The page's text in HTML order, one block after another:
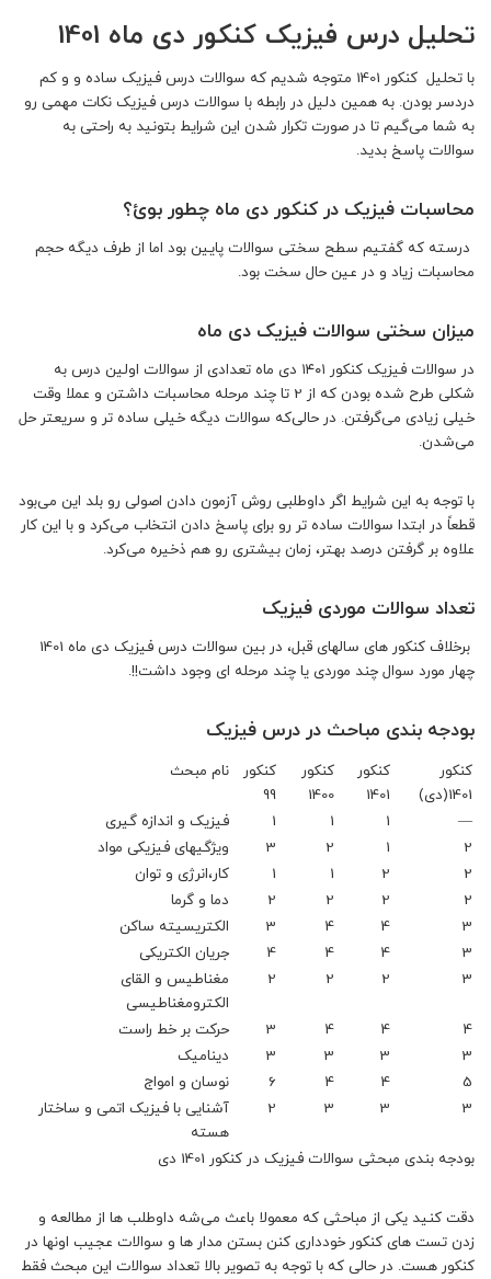
تحلیل درس فیزیک کنکور دی ماه 1401
با تحلیل کنکور 1401 متوجه شدیم که سوالات درس فیزیک ساده و و کم
دردسر بودن. به همین دلیل در رابطه با سوالات درس فیزیک نکات مهمی رو
به شما می‌گیم تا در صورت تکرار شدن این شرایط بتونید به راحتی به
سوالات پاسخ بدید.
محاسبات فیزیک در کنکور دی ماه چطور بوئ؟
درسته که گفتیم سطح سختی سوالات پایین بود اما از طرف دیگه حجم
محاسبات زیاد و در عین حال سخت بود.
میزان سختی سوالات فیزیک دی ماه
در سوالات فیزیک کنکور ۱۴۰۱ دی ماه تعدادی از سوالات اولین درس به
شکلی طرح شده بودن که از 2 تا چند مرحله محاسبات داشتن و عملا وقت
خیلی زیادی می‌گرفتن. در حالی‌که سوالات دیگه خیلی ساده تر و سریعتر حل
می‌شدن.
با توجه به این شرایط اگر داوطلبی روش آزمون دادن اصولی رو بلد این می‌بود
قطعاً در ابتدا سوالات ساده تر رو برای پاسخ دادن انتخاب می‌کرد و با این کار
علاوه بر گرفتن درصد بهتر، زمان بیشتری رو هم ذخیره می‌کرد.
تعداد سوالات موردی فیزیک
برخلاف کنکور های سالهای قبل، در بین سوالات درس فیزیک دی ماه 1401
چهار مورد سوال چند موردی یا چند مرحله ای وجود داشت!!.
بودجه بندی مباحث در درس فیزیک
کنکور
1401(دی)
کنکور
1401
کنکور
1400
کنکور
99
نام مبحث
—
1
1
1
فیزیک و اندازه گیری
2
1
2
3
ویژگی‏های فیزیکی مواد
2
2
1
1
کار،انرژی و توان
2
2
2
2
دما و گرما
3
4
4
3
الکتریسیته ساکن
3
4
4
4
جریان الکتریکی
3
2
2
2
مغناطیس و القای
الکترومغناطیسی
4
4
4
3
حرکت بر خط راست
3
3
3
3
دینامیک
5
4
4
6
نوسان و امواج
3
3
3
2
آشنایی با فیزیک اتمی و ساختار
هسته
بودجه بندی مبحثی سوالات فیزیک در کنکور 1401 دی
دقت کنید یکی از مباحثی که معمولا باعث می‌شه داوطلب ها از مطالعه و
زدن تست های کنکور خودداری کنن بستن مدار ها و سوالات عجیب اونها در
کنکور هست. در حالی که با توجه به تصویر بالا تعداد سوالات این مبحث فقط